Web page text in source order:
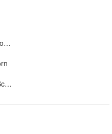
Laptop, Wand
matt, Weiß glanz, Weiß